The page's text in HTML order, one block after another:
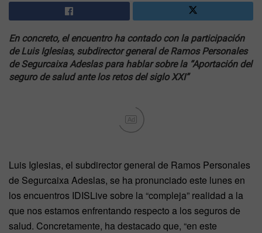
En concreto, el encuentro ha contado con la participación
de Luis Iglesias, subdirector general de Ramos Personales
de Segurcaixa Adeslas para hablar sobre la “Aportación del
seguro de salud ante los retos del siglo XXI”
Ad
Luis Iglesias, el subdirector general de Ramos Personales
de Segurcaixa Adeslas, se ha pronunciado este lunes en
los encuentros IDISLive sobre la “compleja” realidad a la
que nos estamos enfrentando respecto a los seguros de
salud. Concretamente, ha destacado que, “en este